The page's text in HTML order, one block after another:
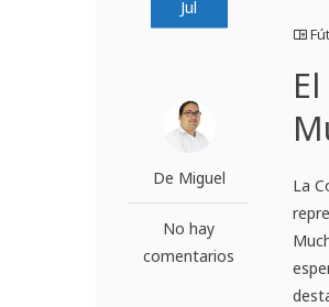
Jul
De Miguel
No hay
comentarios
La